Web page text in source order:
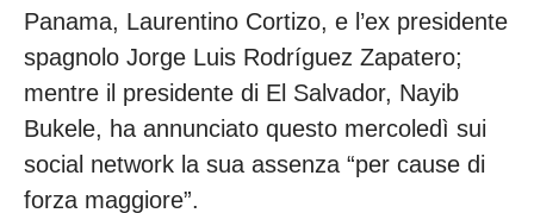
Panama, Laurentino Cortizo, e l’ex presidente
spagnolo Jorge Luis Rodríguez Zapatero;
mentre il presidente di El Salvador, Nayib
Bukele, ha annunciato questo mercoledì sui
social network la sua assenza “per cause di
forza maggiore”.